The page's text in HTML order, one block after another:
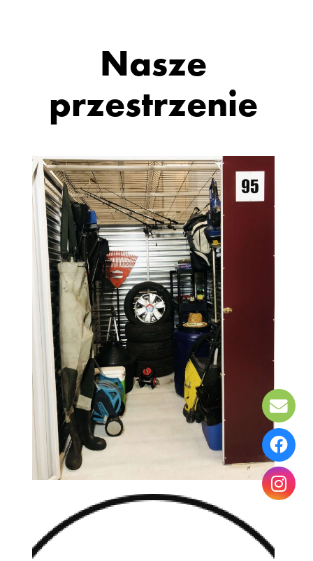
Nasze
przestrzenie